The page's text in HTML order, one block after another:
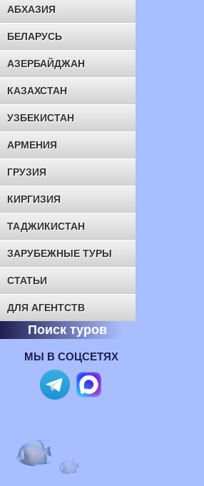
АБХАЗИЯ
БЕЛАРУСЬ
АЗЕРБАЙДЖАН
КАЗАХСТАН
УЗБЕКИСТАН
АРМЕНИЯ
ГРУЗИЯ
КИРГИЗИЯ
ТАДЖИКИСТАН
ЗАРУБЕЖНЫЕ ТУРЫ
СТАТЬИ
ДЛЯ АГЕНТСТВ
Поиск туров
МЫ В СОЦСЕТЯХ